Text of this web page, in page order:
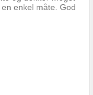
enkel måte. God